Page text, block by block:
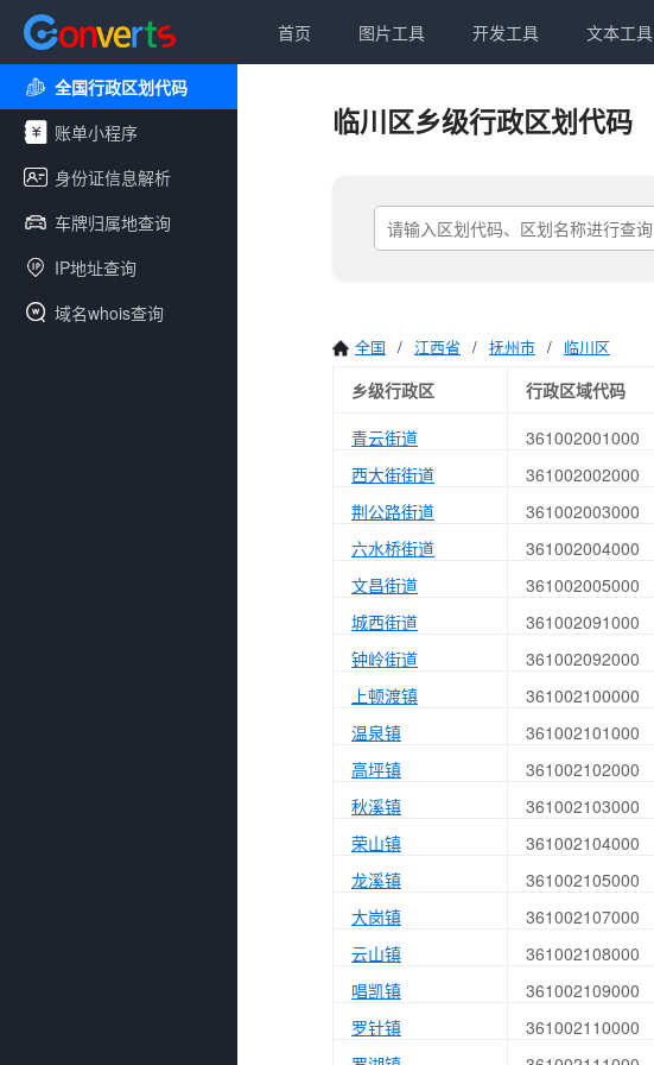
首页 图片工具 开发工具 文本工具
全国行政区划代码
账单小程序
身份证信息解析
车牌归属地查询
IP地址查询
域名whois查询
临川区乡级行政区划代码
全国 / 江西省 / 抚州市 / 临川区
乡级行政区 行政区域代码
青云街道
361002001000
西大街街道
361002002000
荆公路街道
361002003000
六水桥街道
361002004000
文昌街道
361002005000
城西街道
361002091000
钟岭街道
361002092000
上顿渡镇
361002100000
温泉镇
361002101000
高坪镇
361002102000
秋溪镇
361002103000
荣山镇
361002104000
龙溪镇
361002105000
大岗镇
361002107000
云山镇
361002108000
唱凯镇
361002109000
罗针镇
361002110000